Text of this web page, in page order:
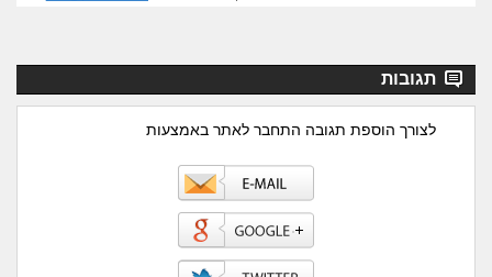
תגובות
לצורך הוספת תגובה התחבר לאתר באמצעות